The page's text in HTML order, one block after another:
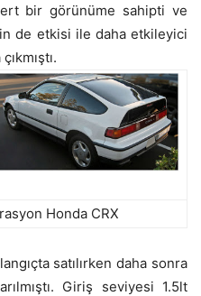
bir görünüme sahipti ve
de etkisi ile daha etkileyici
Honda CRX
satılırken daha sonra
Giriş seviyesi 1.5lt